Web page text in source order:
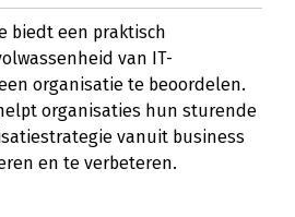
biedt een praktisch
van IT-
organisatie te beoordelen.
organisaties hun sturende
vanuit business
en te verbeteren.